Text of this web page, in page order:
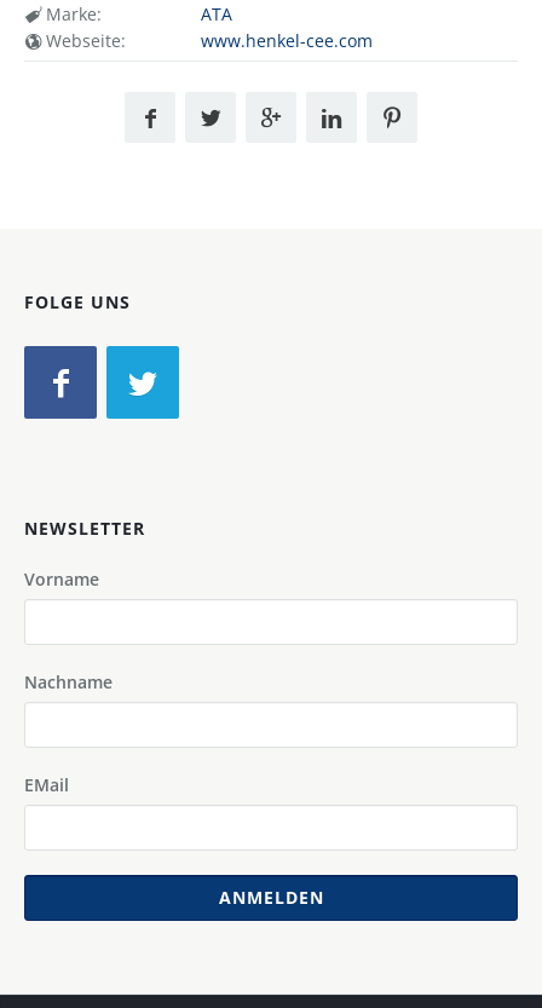
Marke:
ATA
Webseite:
www.henkel-cee.com
FOLGE UNS
NEWSLETTER
Vorname
Nachname
EMail
ANMELDEN